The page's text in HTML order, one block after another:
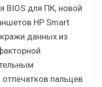
BIOS для ПК, новой
HP Smart
данных из
пальцев